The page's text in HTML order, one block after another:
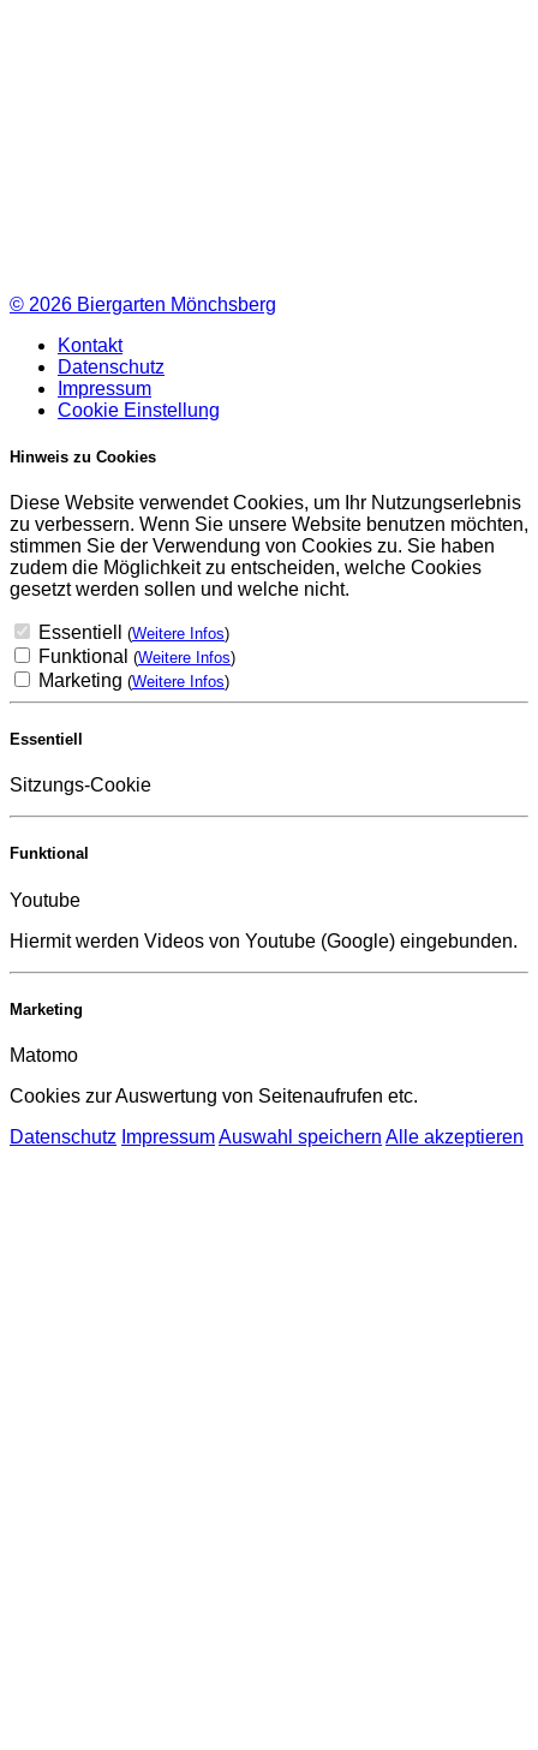
© 2026 Biergarten Mönchsberg
Kontakt
Datenschutz
Impressum
Cookie Einstellung
Hinweis zu Cookies
Diese Website verwendet Cookies, um Ihr Nutzungserlebnis
zu verbessern. Wenn Sie unsere Website benutzen möchten,
stimmen Sie der Verwendung von Cookies zu. Sie haben
zudem die Möglichkeit zu entscheiden, welche Cookies
gesetzt werden sollen und welche nicht.
Essentiell (Weitere Infos)
Funktional (Weitere Infos)
Marketing (Weitere Infos)
Essentiell
Sitzungs-Cookie
Funktional
Youtube
Hiermit werden Videos von Youtube (Google) eingebunden.
Marketing
Matomo
Cookies zur Auswertung von Seitenaufrufen etc.
Datenschutz ImpressumAuswahl speichern Alle akzeptieren